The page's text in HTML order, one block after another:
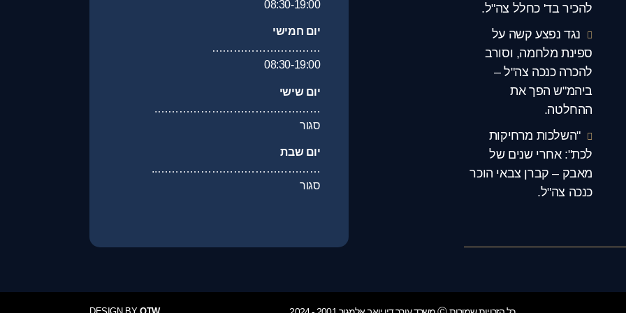
08:30-19:00
יום חמישי
…………………………
08:30-19:00
יום שישי
……………………………………….
סגור
יום שבת
………………………………………..
סגור
להכיר בד' כחלל צה"ל.
נגד נפצע קשה על
ספינת מלחמה, וסורב
להכרה כנכה צה"ל –
ביהמ"ש הפך את
ההחלטה.
"השלכות מרחיקות
לכת": אחרי שנים של
מאבק – קברן צבאי הוכר
כנכה צה"ל.